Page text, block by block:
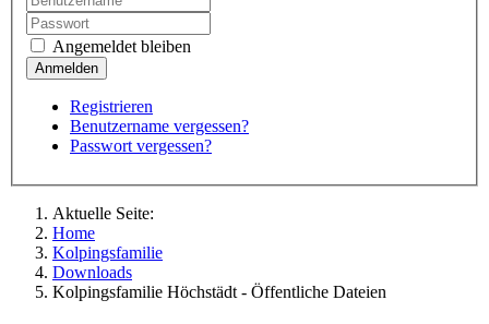
Angemeldet bleiben
Registrieren
Benutzername vergessen?
Passwort vergessen?
Aktuelle Seite:
Home
Kolpingsfamilie
Downloads
Kolpingsfamilie Höchstädt - Öffentliche Dateien